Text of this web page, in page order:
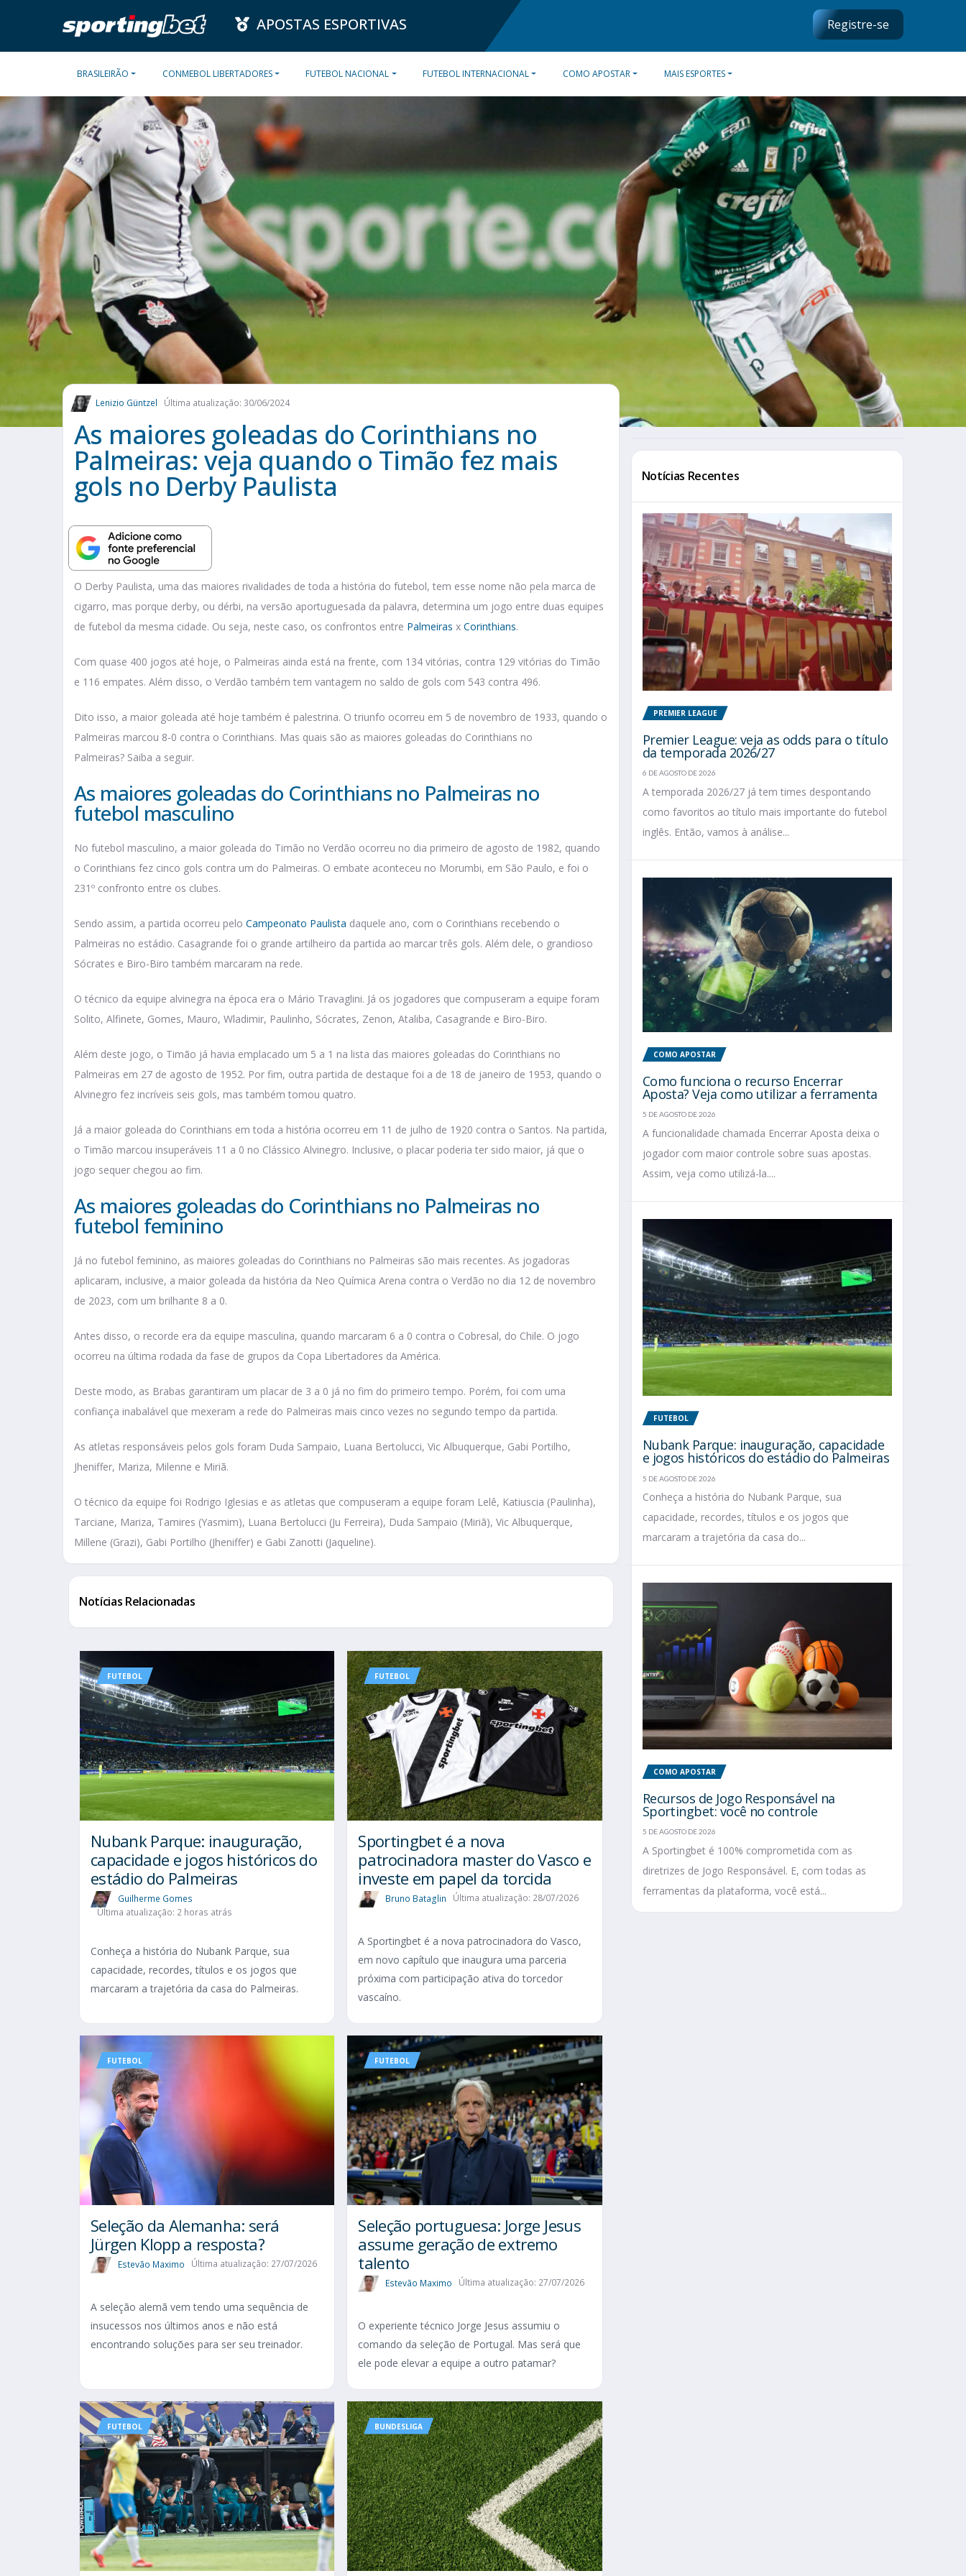
APOSTAS ESPORTIVAS Registre-se
BRASILEIRÃO CONMEBOL LIBERTADORES FUTEBOL NACIONAL FUTEBOL INTERNACIONAL COMO APOSTAR MAIS ESPORTES
Lenizio Güntzel Última atualização: 30/06/2024
As maiores goleadas do Corinthians no
Palmeiras: veja quando o Timão fez mais
gols no Derby Paulista
O Derby Paulista, uma das maiores rivalidades de toda a história do futebol, tem esse nome não pela marca de
cigarro, mas porque derby, ou dérbi, na versão aportuguesada da palavra, determina um jogo entre duas equipes
de futebol da mesma cidade. Ou seja, neste caso, os confrontos entre Palmeiras x Corinthians.
Com quase 400 jogos até hoje, o Palmeiras ainda está na frente, com 134 vitórias, contra 129 vitórias do Timão
e 116 empates. Além disso, o Verdão também tem vantagem no saldo de gols com 543 contra 496.
Dito isso, a maior goleada até hoje também é palestrina. O triunfo ocorreu em 5 de novembro de 1933, quando o
Palmeiras marcou 8-0 contra o Corinthians. Mas quais são as maiores goleadas do Corinthians no
Palmeiras? Saiba a seguir.
As maiores goleadas do Corinthians no Palmeiras no
futebol masculino
No futebol masculino, a maior goleada do Timão no Verdão ocorreu no dia primeiro de agosto de 1982, quando
o Corinthians fez cinco gols contra um do Palmeiras. O embate aconteceu no Morumbi, em São Paulo, e foi o
231º confronto entre os clubes.
Sendo assim, a partida ocorreu pelo Campeonato Paulista daquele ano, com o Corinthians recebendo o
Palmeiras no estádio. Casagrande foi o grande artilheiro da partida ao marcar três gols. Além dele, o grandioso
Sócrates e Biro-Biro também marcaram na rede.
O técnico da equipe alvinegra na época era o Mário Travaglini. Já os jogadores que compuseram a equipe foram
Solito, Alfinete, Gomes, Mauro, Wladimir, Paulinho, Sócrates, Zenon, Ataliba, Casagrande e Biro-Biro.
Além deste jogo, o Timão já havia emplacado um 5 a 1 na lista das maiores goleadas do Corinthians no
Palmeiras em 27 de agosto de 1952. Por fim, outra partida de destaque foi a de 18 de janeiro de 1953, quando o
Alvinegro fez incríveis seis gols, mas também tomou quatro.
Já a maior goleada do Corinthians em toda a história ocorreu em 11 de julho de 1920 contra o Santos. Na partida,
o Timão marcou insuperáveis 11 a 0 no Clássico Alvinegro. Inclusive, o placar poderia ter sido maior, já que o
jogo sequer chegou ao fim.
As maiores goleadas do Corinthians no Palmeiras no
futebol feminino
Já no futebol feminino, as maiores goleadas do Corinthians no Palmeiras são mais recentes. As jogadoras
aplicaram, inclusive, a maior goleada da história da Neo Química Arena contra o Verdão no dia 12 de novembro
de 2023, com um brilhante 8 a 0.
Antes disso, o recorde era da equipe masculina, quando marcaram 6 a 0 contra o Cobresal, do Chile. O jogo
ocorreu na última rodada da fase de grupos da Copa Libertadores da América.
Deste modo, as Brabas garantiram um placar de 3 a 0 já no fim do primeiro tempo. Porém, foi com uma
confiança inabalável que mexeram a rede do Palmeiras mais cinco vezes no segundo tempo da partida.
As atletas responsáveis pelos gols foram Duda Sampaio, Luana Bertolucci, Vic Albuquerque, Gabi Portilho,
Jheniffer, Mariza, Milenne e Miriã.
O técnico da equipe foi Rodrigo Iglesias e as atletas que compuseram a equipe foram Lelê, Katiuscia (Paulinha),
Tarciane, Mariza, Tamires (Yasmim), Luana Bertolucci (Ju Ferreira), Duda Sampaio (Miriã), Vic Albuquerque,
Millene (Grazi), Gabi Portilho (Jheniffer) e Gabi Zanotti (Jaqueline).
Notícias Relacionadas
FUTEBOL
Nubank Parque: inauguração,
capacidade e jogos históricos do
estádio do Palmeiras
Guilherme Gomes
Última atualização: 2 horas atrás
Conheça a história do Nubank Parque, sua
capacidade, recordes, títulos e os jogos que
marcaram a trajetória da casa do Palmeiras.
FUTEBOL
Sportingbet é a nova
patrocinadora master do Vasco e
investe em papel da torcida
Bruno Bataglin Última atualização: 28/07/2026
A Sportingbet é a nova patrocinadora do Vasco,
em novo capítulo que inaugura uma parceria
próxima com participação ativa do torcedor
vascaíno.
FUTEBOL
Seleção da Alemanha: será
Jürgen Klopp a resposta?
Estevão Maximo Última atualização: 27/07/2026
A seleção alemã vem tendo uma sequência de
insucessos nos últimos anos e não está
encontrando soluções para ser seu treinador.
FUTEBOL
Seleção portuguesa: Jorge Jesus
assume geração de extremo
talento
Estevão Maximo Última atualização: 27/07/2026
O experiente técnico Jorge Jesus assumiu o
comando da seleção de Portugal. Mas será que
ele pode elevar a equipe a outro patamar?
FUTEBOL BUNDESLIGA
Notícias Recentes
PREMIER LEAGUE
Premier League: veja as odds para o título
da temporada 2026/27
6 DE AGOSTO DE 2026
A temporada 2026/27 já tem times despontando
como favoritos ao título mais importante do futebol
inglês. Então, vamos à análise...
COMO APOSTAR
Como funciona o recurso Encerrar
Aposta? Veja como utilizar a ferramenta
5 DE AGOSTO DE 2026
A funcionalidade chamada Encerrar Aposta deixa o
jogador com maior controle sobre suas apostas.
Assim, veja como utilizá-la....
FUTEBOL
Nubank Parque: inauguração, capacidade
e jogos históricos do estádio do Palmeiras
5 DE AGOSTO DE 2026
Conheça a história do Nubank Parque, sua
capacidade, recordes, títulos e os jogos que
marcaram a trajetória da casa do...
COMO APOSTAR
Recursos de Jogo Responsável na
Sportingbet: você no controle
5 DE AGOSTO DE 2026
A Sportingbet é 100% comprometida com as
diretrizes de Jogo Responsável. E, com todas as
ferramentas da plataforma, você está...